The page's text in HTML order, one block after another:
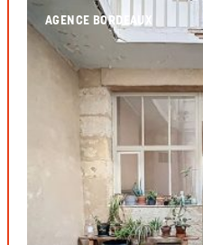
AGENCE BORDEAUX